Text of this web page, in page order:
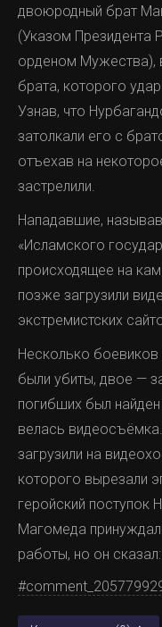
двоюродный брат
(Указом Президента
орденом Мужества),
брата, которого
Узнав, что
затолкали его с
отъехав на
застрелили.
Нападавшие,
«Исламского
происходящее на
позже загрузили
экстремистских
Несколько боевиков
были убиты, двое —
погибших был
велась
загрузили на
которого вырезали
геройский поступок
Магомеда
работы, но он